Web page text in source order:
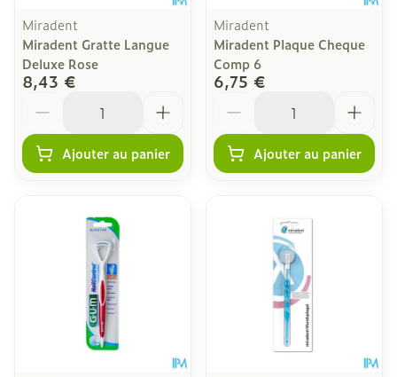
Miradent
Miradent Gratte Langue
Deluxe Rose
8,43 €
Ajouter au panier
Miradent
Miradent Plaque Cheque
Comp 6
6,75 €
Ajouter au panier